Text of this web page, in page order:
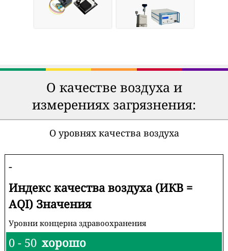
О качестве воздуха и
измерениях загрязнения:
О уровнях качества воздуха
-
Индекс качества воздуха (ИКВ =
AQI) Значения
Уровни концерна здравоохранения
0 - 50 хорошо